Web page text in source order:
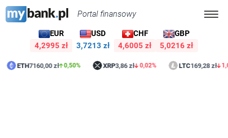
Portal finansowy
EUR
4,2995 zł
USD
3,7213 zł
CHF
4,6005 zł
GBP
5,0216 zł
ETH7160,00 zł 0,50% XRP3,86 zł 0,02% LTC169,28 zł